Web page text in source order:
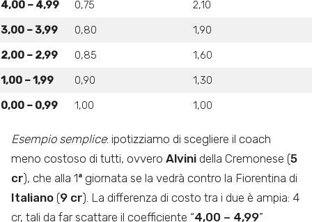
4,00 – 4,99
0,75
2,10
3,00 – 3,99
0,80
1,90
2,00 – 2,99
0,85
1,60
1,00 – 1,99
0,90
1,30
0,00 – 0,99
1,00 1,00
Esempio semplice: ipotizziamo di scegliere il coach
meno costoso di tutti, ovvero Alvini della Cremonese (5
cr), che alla 1ª giornata se la vedrà contro la Fiorentina di
Italiano (9 cr). La differenza di costo tra i due è ampia: 4
cr, tali da far scattare il coefficiente “4,00 – 4,99”